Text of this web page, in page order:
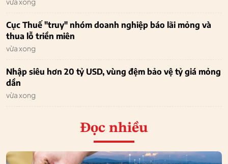
Cục Thuế "truy" nhóm doanh nghiệp báo lãi mỏng và
thua lỗ triền miên
vừa xong
Nhập siêu hơn 20 tỷ USD, vùng đệm bảo vệ tỷ giá mỏng
dần
vừa xong
Đọc nhiều